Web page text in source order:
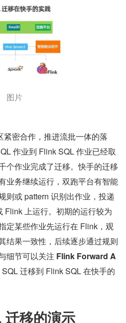
图片
紧密合作，推进流批一体的落
作业到 Flink SQL 作业已经取
个作业完成了迁移。快手的迁移
业务继续运行，双跑平台有智能
则或 pattern 识别出作业，投递
Flink 上运行。初期的运行较为
定某些作业先运行在 Flink，观
结果一致性，后续逐步通过规则
细节可以关注 Flink Forward A
迁移到 Flink SQL 在快手的
移的演示